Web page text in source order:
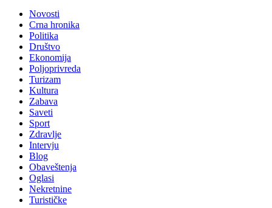
Novosti
Crna hronika
Politika
Društvo
Ekonomija
Poljoprivreda
Turizam
Kultura
Zabava
Saveti
Sport
Zdravlje
Intervju
Blog
Obaveštenja
Oglasi
Nekretnine
Turističke